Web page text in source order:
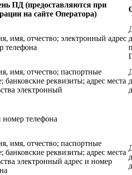
ПД (предоставляются при
на сайте Оператора)
имя, отчество; электронный адрес
телефона
имя, отчество; паспортные
банковские реквизиты; адрес места
электронный
номер телефона
имя, отчество; паспортные
банковские реквизиты; адрес места
электронный адрес и номер